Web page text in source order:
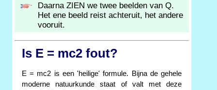
Daarna ZIEN we twee beelden van Q.
Het ene beeld reist achteruit, het andere
vooruit.
Is E = mc2 fout?
E = mc2 is een 'heilige' formule. Bijna de gehele
moderne natuurkunde staat of valt met deze